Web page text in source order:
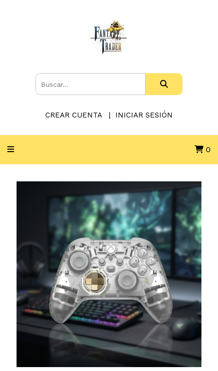
CREAR CUENTA INICIAR SESIÓN
0